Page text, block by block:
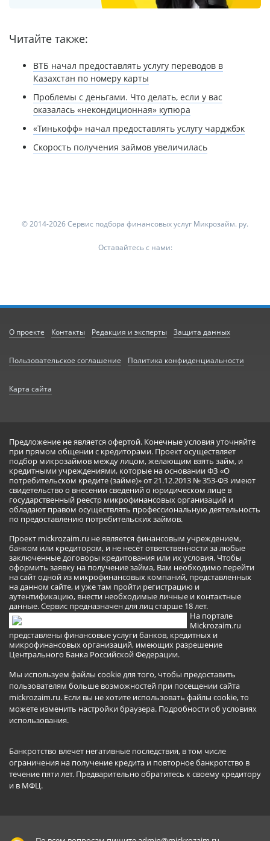
Читайте также:
ВТБ начал предоставлять услугу переводов в
Казахстан по номеру карты
Проблемы с деньгами. Что делать, если у вас
оказалась «некондиционная» купюра
«Тинькофф» начал предоставлять услугу чарджбэк
Скорость получения займов увеличилась
© 2014-2026 Сервис подбора финансовых услуг Микрозайм. ру.
Оставайтесь с нами:
О проекте Контакты Редакция и эксперты Защита данных
Пользовательское соглашение Политика конфиденциальности
Карта сайта
Предложение не является офертой. Конечные условия уточняйте
при прямом общении с кредиторами. Проект осуществляет
подбор микрозаймов между лицом, желающим взять займ, и
кредитными учреждениями, которые на основании ФЗ «О
потребительском кредите (займе)» от 21.12.2013 № 353-ФЗ имеют
свидетельство о внесении сведений о юридическом лице в
государственный реестр микрофинансовых организаций и
обладают правом осуществлять профессиональную деятельность
по предоставлению потребительских займов.
Проект mickrozaim.ru не является финансовым учреждением,
банком или кредитором, и не несёт ответственности за любые
заключенные договоры кредитования или их условия. Чтобы
оформить заявку на получение займа, Вам необходимо перейти
на сайт одной из микрофинансовых компаний, представленных
на данном сайте, и уже там пройти регистрацию и
аутентификацию, внести необходимые личные и контактные
данные. Сервис предназначен для лиц старше 18 лет.
На портале
Mickrozaim.ru
представлены финансовые услуги банков, кредитных и
микрофинансовых организаций, имеющих разрешение
Центрального Банка Российской Федерации.
Мы используем файлы cookie для того, чтобы предоставить
пользователям больше возможностей при посещении сайта
mickrozaim.ru. Если вы не хотите использовать файлы cookie, то
можете изменить настройки браузера. Подробности об условиях
использования.
Банкротство влечет негативные последствия, в том числе
ограничения на получение кредита и повторное банкротство в
течение пяти лет. Предварительно обратитесь к своему кредитору
и в МФЦ.